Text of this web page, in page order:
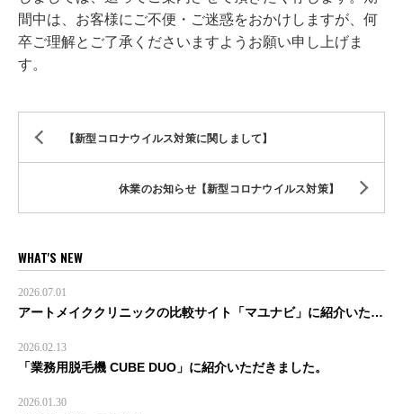
間中は、お客様にご不便・ご迷惑をおかけしますが、何
卒ご理解とご了承くださいますようお願い申し上げま
す。
【新型コロナウイルス対策に関しまして】
休業のお知らせ【新型コロナウイルス対策】
WHAT'S NEW
2026.07.01
アートメイククリニックの比較サイト「マユナビ」に紹介いただきました。
2026.02.13
「業務用脱毛機 CUBE DUO」に紹介いただきました。
2026.01.30